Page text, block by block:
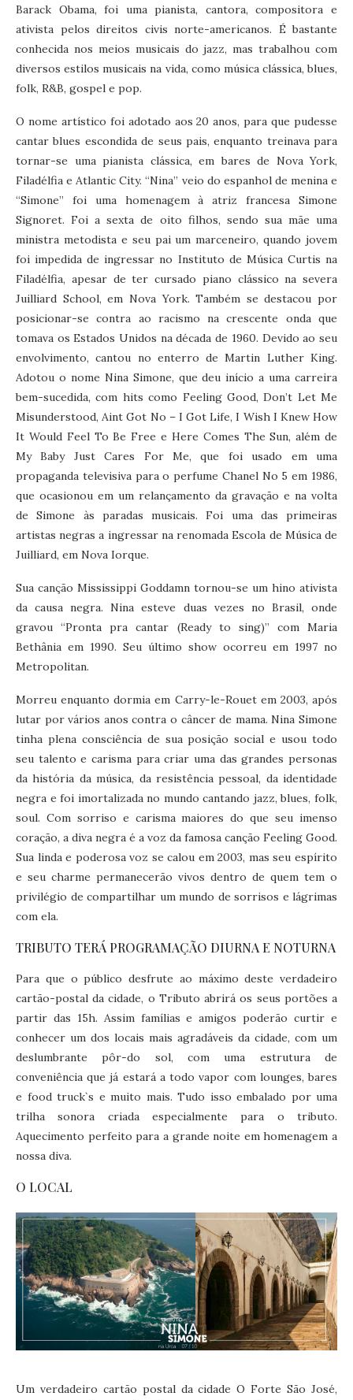
Barack Obama, foi uma pianista, cantora, compositora e
ativista pelos direitos civis norte-americanos. É bastante
conhecida nos meios musicais do jazz, mas trabalhou com
diversos estilos musicais na vida, como música clássica, blues,
folk, R&B, gospel e pop.
O nome artístico foi adotado aos 20 anos, para que pudesse
cantar blues escondida de seus pais, enquanto treinava para
tornar-se uma pianista clássica, em bares de Nova York,
Filadélfia e Atlantic City. “Nina” veio do espanhol de menina e
“Simone” foi uma homenagem à atriz francesa Simone
Signoret. Foi a sexta de oito filhos, sendo sua mãe uma
ministra metodista e seu pai um marceneiro, quando jovem
foi impedida de ingressar no Instituto de Música Curtis na
Filadélfia, apesar de ter cursado piano clássico na severa
Juilliard School, em Nova York. Também se destacou por
posicionar-se contra ao racismo na crescente onda que
tomava os Estados Unidos na década de 1960. Devido ao seu
envolvimento, cantou no enterro de Martin Luther King.
Adotou o nome Nina Simone, que deu início a uma carreira
bem-sucedida, com hits como Feeling Good, Don’t Let Me
Misunderstood, Aint Got No – I Got Life, I Wish I Knew How
It Would Feel To Be Free e Here Comes The Sun, além de
My Baby Just Cares For Me, que foi usado em uma
propaganda televisiva para o perfume Chanel No 5 em 1986,
que ocasionou em um relançamento da gravação e na volta
de Simone às paradas musicais. Foi uma das primeiras
artistas negras a ingressar na renomada Escola de Música de
Juilliard, em Nova Iorque.
Sua canção Mississippi Goddamn tornou-se um hino ativista
da causa negra. Nina esteve duas vezes no Brasil, onde
gravou “Pronta pra cantar (Ready to sing)” com Maria
Bethânia em 1990. Seu último show ocorreu em 1997 no
Metropolitan.
Morreu enquanto dormia em Carry-le-Rouet em 2003, após
lutar por vários anos contra o câncer de mama. Nina Simone
tinha plena consciência de sua posição social e usou todo
seu talento e carisma para criar uma das grandes personas
da história da música, da resistência pessoal, da identidade
negra e foi imortalizada no mundo cantando jazz, blues, folk,
soul. Com sorriso e carisma maiores do que seu imenso
coração, a diva negra é a voz da famosa canção Feeling Good.
Sua linda e poderosa voz se calou em 2003, mas seu espírito
e seu charme permanecerão vivos dentro de quem tem o
privilégio de compartilhar um mundo de sorrisos e lágrimas
com ela.
TRIBUTO TERÁ PROGRAMAÇÃO DIURNA E NOTURNA
Para que o público desfrute ao máximo deste verdadeiro
cartão-postal da cidade, o Tributo abrirá os seus portões a
partir das 15h. Assim famílias e amigos poderão curtir e
conhecer um dos locais mais agradáveis da cidade, com um
deslumbrante pôr-do sol, com uma estrutura de
conveniência que já estará a todo vapor com lounges, bares
e food truck`s e muito mais. Tudo isso embalado por uma
trilha sonora criada especialmente para o tributo.
Aquecimento perfeito para a grande noite em homenagem a
nossa diva.
O LOCAL
Um verdadeiro cartão postal da cidade O Forte São José,